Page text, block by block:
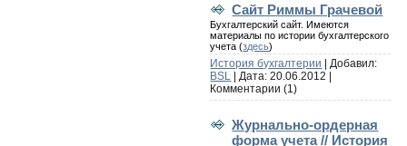
Сайт Риммы Грачевой
Бухгалтерский сайт. Имеются
материалы по истории бухгалтерского
учета (здесь)
История бухгалтерии
| Добавил:
BSL | Дата:20.06.2012
Комментарии (1)
Журнально-ордерная
форма учета // История